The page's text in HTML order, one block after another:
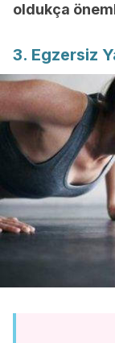
oldukça
3. Egzersiz